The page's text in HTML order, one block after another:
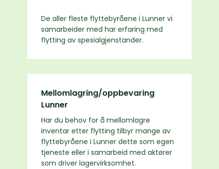
De aller fleste flyttebyråene i Lunner vi
samarbeider med har erfaring med
flytting av spesialgjenstander.
Mellomlagring/oppbevaring
Lunner
Har du behov for å mellomlagre
inventar etter flytting tilbyr mange av
flyttebyråene i Lunner dette som egen
tjeneste eller i samarbeid med aktører
som driver lagervirksomhet.